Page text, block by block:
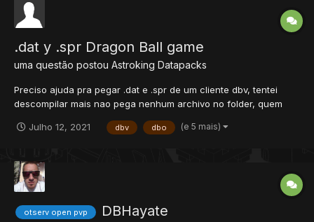
.dat y .spr Dragon Ball game
uma questão postou Astroking Datapacks
Preciso ajuda pra pegar .dat e .spr de um cliente dbv, tentei
descompilar mais nao pega nenhum archivo no folder, quem
mexicano
Julho 12, 2021 dbv dbo (e 5 mais)
otserv open pvp DBHayate